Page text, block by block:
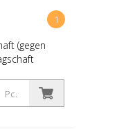
1
(gegen
Pc.